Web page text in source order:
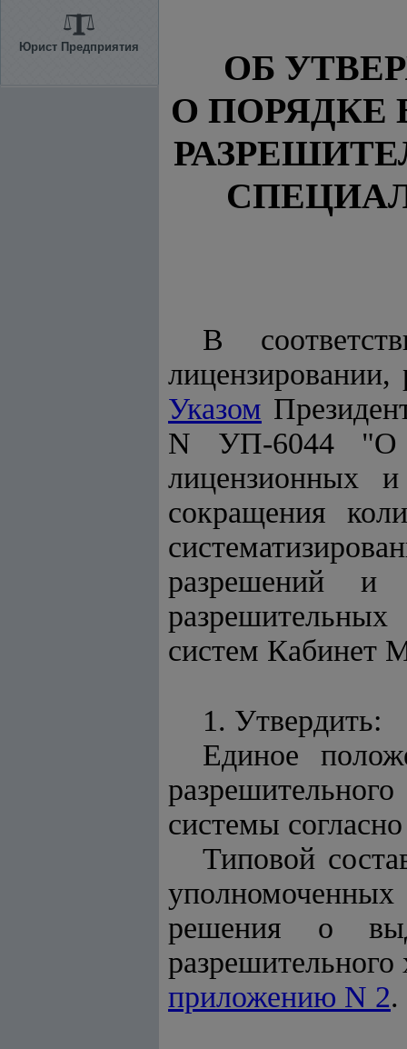
Юрист Предприятия
ОБ
О ПОРЯДКЕ
В
Указом
N УП-6044 "О
лицензионных
сокращения
разрешений и
систем Кабинет
1. Утвердить:
Единое
системы
Типовой
уполномоченных
решения о
разрешительного
приложению N 2.